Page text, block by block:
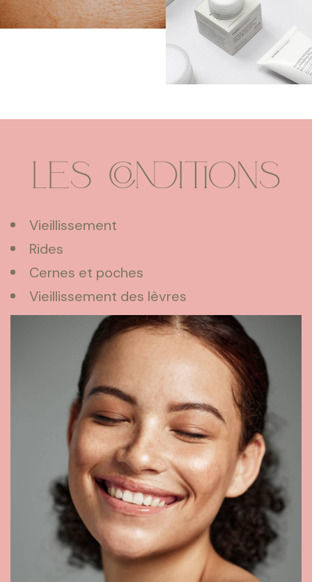
Les conditions
Vieillissement
Rides
Cernes et poches
Vieillissement des lèvres